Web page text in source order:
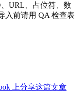
URL、占位符、数
入前请用 QA 检查表
上分享这篇文章